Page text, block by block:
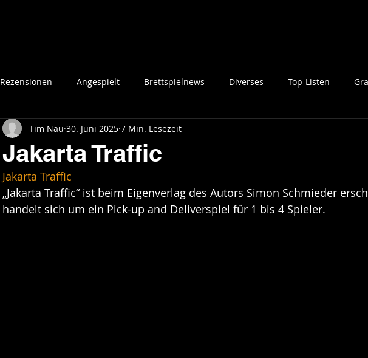
Rezensionen Angespielt Brettspielnews Diverses Top-Listen
Jakarta Traffic
Tim Nau 30. Juni 2025 7 Min. Lesezeit
Jakarta Traffic
„Jakarta Traffic“ ist beim Eigenverlag des Autors Simon Schmieder
handelt sich um ein Pick-up and Deliverspiel für 1 bis 4 Spieler.